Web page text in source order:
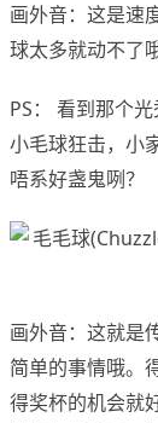
画外音：这是速
球太多就动不了
PS： 看到那个
小毛球狂击，小
唔系好盏鬼咧？
画外音：这就是
简单的事情哦。
得奖杯的机会就